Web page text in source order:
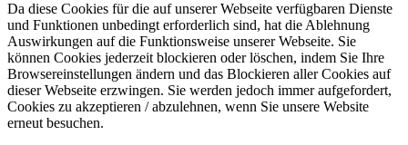
Da diese Cookies für die auf unserer Webseite verfügbaren Dienste
und Funktionen unbedingt erforderlich sind, hat die Ablehnung
Auswirkungen auf die Funktionsweise unserer Webseite. Sie
können Cookies jederzeit blockieren oder löschen, indem Sie Ihre
Browsereinstellungen ändern und das Blockieren aller Cookies auf
dieser Webseite erzwingen. Sie werden jedoch immer aufgefordert,
Cookies zu akzeptieren / abzulehnen, wenn Sie unsere Website
erneut besuchen.